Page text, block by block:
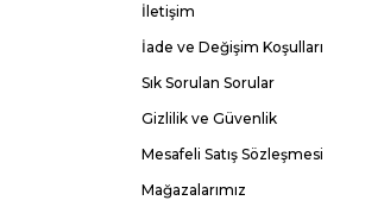
İletişim
İade ve Değişim Koşulları
Sık Sorulan Sorular
Gizlilik ve Güvenlik
Mesafeli Satış Sözleşmesi
Mağazalarımız